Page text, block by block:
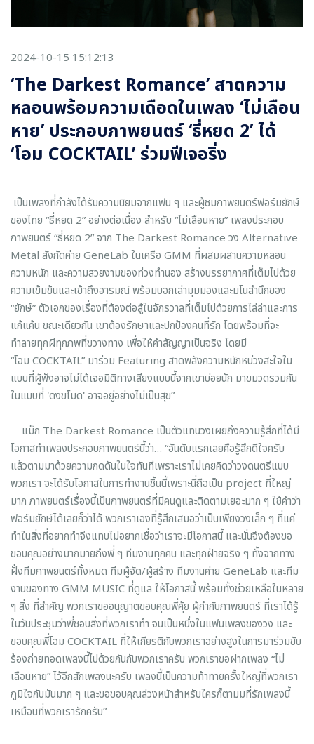
2024-10-15 15:12:13
‘The Darkest Romance’ สาดความ
หลอนพร้อมความเดือดในเพลง ‘ไม่เลือน
หาย’ ประกอบภาพยนตร์ ‘ธี่หยด 2’ ได้
‘โอม COCKTAIL’ ร่วมฟีเจอริ่ง
เป็นเพลงที่กำลังได้รับความนิยมจากแฟน ๆ และผู้ชมภาพยนตร์ฟอร์มยักษ์
ของไทย “ธี่หยด 2” อย่างต่อเนื่อง สำหรับ “ไม่เลือนหาย” เพลงประกอบ
ภาพยนตร์ “ธี่หยด 2” จาก The Darkest Romance วง Alternative
Metal สังกัดค่าย GeneLab ในเครือ GMM ที่ผสมผสานความหลอน
ความหนัก และความสวยงามของท่วงทำนอง สร้างบรรยากาศที่เต็มไปด้วย
ความเข้มข้นและเข้าถึงอารมณ์ พร้อมบอกเล่ามุมมองและมโนสำนึกของ
“ยักษ์” ตัวเอกของเรื่องที่ต้องต่อสู้ในจักรวาลที่เต็มไปด้วยการไล่ล่าและการ
แก้แค้น ขณะเดียวกัน เขาต้องรักษาและปกป้องคนที่รัก โดยพร้อมที่จะ
ทำลายทุกผีทุกภพที่ขวางทาง เพื่อให้คำสัญญาเป็นจริง โดยมี
“โอม COCKTAIL” มาร่วม Featuring สาดพลังความหนักหน่วงสะใจใน
แบบที่ผู้ฟังอาจไม่ได้เจอมิติทางเสียงแบบนี้จากเขาบ่อยนัก มาขมวดรวมกัน
ในแบบที่ 'ดงขโมด' อาจอยู่อย่างไม่เป็นสุข”
แม็ก The Darkest Romance เป็นตัวแทนวงเผยถึงความรู้สึกที่ได้มี
โอกาสทำเพลงประกอบภาพยนตร์นี้ว่า… “อันดับแรกเลยคือรู้สึกดีใจครับ
แล้วตามมาด้วยความกดดันในใจทันทีเพราะเราไม่เคยคิดว่าวงดนตรีแบบ
พวกเรา จะได้รับโอกาสในการทำงานชิ้นนี้เพราะนี่ถือเป็น project ที่ใหญ่
มาก ภาพยนตร์เรื่องนี้เป็นภาพยนตร์ที่มีคนดูและติดตามเยอะมาก ๆ ใช้คำว่า
ฟอร์มยักษ์ได้เลยก็ว่าได้ พวกเราเองที่รู้สึกเสมอว่าเป็นเพียงวงเล็ก ๆ ที่แค่
ทำในสิ่งที่อยากทำจึงแทบไม่อยากเชื่อว่าเราจะมีโอกาสนี้ และนั่นจึงต้องขอ
ขอบคุณอย่างมากมายถึงพี่ ๆ ทีมงานทุกคน และทุกฝ่ายจริง ๆ ทั้งจากทาง
ฝั่งทีมภาพยนตร์ทั้งหมด ทีมผู้จัด/ผู้สร้าง ทีมงานค่าย GeneLab และทีม
งานของทาง GMM MUSIC ที่ดูแล ให้โอกาสนี้ พร้อมทั้งช่วยเหลือในหลาย
ๆ สิ่ง ที่สำคัญ พวกเราขออนุญาตขอบคุณพี่คุ้ย ผู้กำกับภาพยนตร์ ที่เราได้รู้
ในวันประชุมว่าพี่ชอบสิ่งที่พวกเราทำ จนเป็นหนึ่งในแฟนเพลงของวง และ
ขอบคุณพี่โอม COCKTAIL ที่ให้เกียรติกับพวกเราอย่างสูงในการมาร่วมขับ
ร้องถ่ายทอดเพลงนี้ไปด้วยกันกับพวกเราครับ พวกเราขอฝากเพลง “ไม่
เลือนหาย” ไว้อีกสักเพลงนะครับ เพลงนี้เป็นความท้าทายครั้งใหญ่ที่พวกเรา
ภูมิใจกับมันมาก ๆ และขอขอบคุณล่วงหน้าสำหรับใครก็ตามมที่รักเพลงนี้
เหมือนที่พวกเรารักครับ”